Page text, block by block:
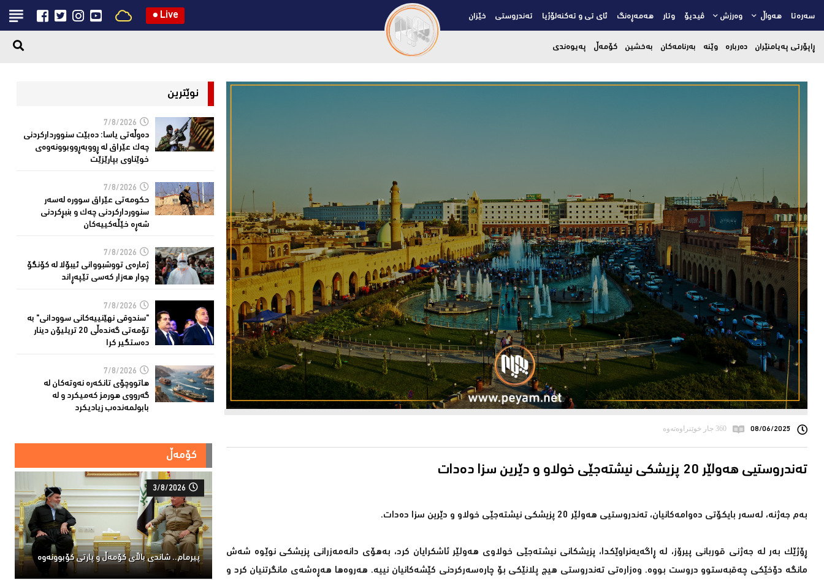
سەرەتا هەواڵ وەرزش ڤیدیۆ وتار هەمەڕەنگ ئای تی و تەکنەلۆژیا تەندروستی خێزان ● Live
ڕاپۆرتی پەیامنێران دەربارە وێنە بەرنامەکان بەخشین کۆمەڵ پەیوەندی
08/06/2025 360 جار خوێنراوەتەوە
ته‌ندروستیی‌ هه‌ولێر 20 پزیشكی نیشته‌جێی خولاو و دێرین سزا ده‌دات
به‌م جه‌ژنه‌، له‌سه‌ر بایكۆتی ده‌وامه‌كانیان، ته‌ندروستیی‌ هه‌ولێر 20 پزیشكی نیشته‌جێی خولاو و دێرین سزا ده‌دات.
ڕۆژێك به‌ر له‌ جه‌ژنی قوربانی پیرۆز، له‌ ڕاگه‌یه‌نراوێكدا، پزیشكانی نیشته‌جێی خولاوی هه‌ولێر ئاشكرایان كرد، به‌هۆی‌ دانه‌مه‌زرانی‌ پزیشكی نوێوه‌ شه‌ش
مانگه‌ دۆخێكی چه‌قبه‌ستوو دروست بووه‌. وه‌زاره‌تی ته‌ندروستی هیچ پلانێكی بۆ چاره‌سه‌ركردنی كێشه‌كانیان نییه‌. هه‌روه‌ها هه‌ڕه‌شه‌ی مانگرتنیان كرد و
نوێترین
7/8/2026
دەوڵەتی یاسا: دەبێت سنوورداركردنی
چەك عێراق لە ڕووبەڕووبوونەوەی
خوێناوی بپارێزێت
7/8/2026
حكومەتى عێراق سوورە لەسەر
سنوورداركردنی چەك و بنبڕكردنی
شەڕە خێڵەكییەكان
7/8/2026
ژمارەی تووشبووانی ئیبۆلا لە كۆنگۆ
چوار هەزار كەسى تێپەڕاند
7/8/2026
"سندوقی نهێنییەكانی سوودانی" بە
تۆمەتی گەندەڵی 20 تریلیۆن دینار
دەستگیر كرا
7/8/2026
هاتووچۆی تانكەرە نەوتەكان لە
گەرووی هورمز کەمیکرد و لە
بابولمەندەب زیادیكرد
کۆمەڵ
3/8/2026
پیرمام.. شاندی باڵای كۆمه‌ڵ و پارتی كۆبوونه‌وه‌